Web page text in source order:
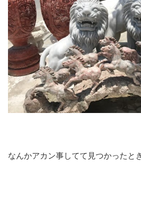
なんかアカン事してて見つかったと